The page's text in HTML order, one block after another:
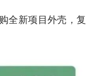
全新项目外壳，复